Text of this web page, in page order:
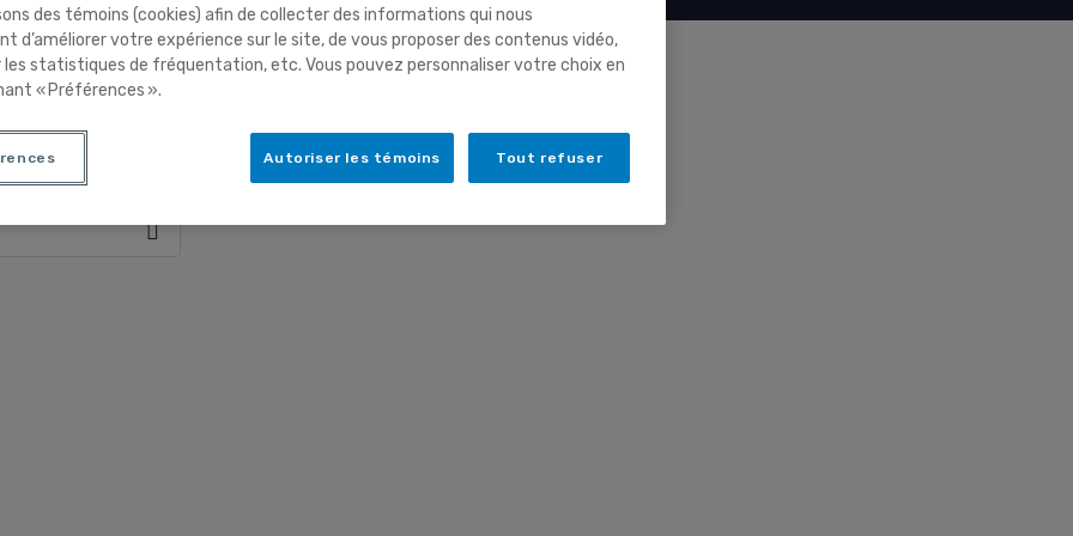
can help.
des témoins (cookies) afin de collecter des informations qui nous
d’améliorer votre expérience sur le site, de vous proposer des contenus vidéo,
les statistiques de fréquentation, etc. Vous pouvez personnaliser votre choix en
« Préférences ».
Tout refuser
Autoriser les témoins